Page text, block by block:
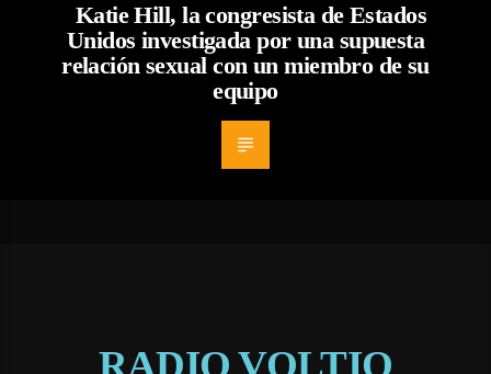
Katie Hill, la congresista de Estados
Unidos investigada por una supuesta
relación sexual con un miembro de su
equipo
RADIO VOLTIO